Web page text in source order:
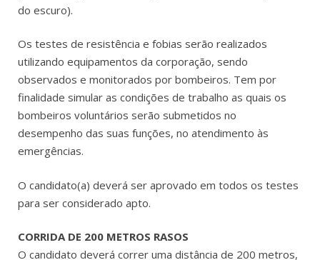
do escuro).
Os testes de resistência e fobias serão realizados
utilizando equipamentos da corporação, sendo
observados e monitorados por bombeiros. Tem por
finalidade simular as condições de trabalho as quais os
bombeiros voluntários serão submetidos no
desempenho das suas funções, no atendimento às
emergências.
O candidato(a) deverá ser aprovado em todos os testes
para ser considerado apto.
CORRIDA DE 200 METROS RASOS
O candidato deverá correr uma distância de 200 metros,